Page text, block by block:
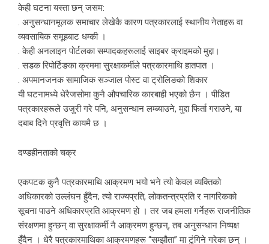
केही घटना यस्ता छन् जसम:
. अनुसन्धानमूलक समाचार लेखेकै कारण पत्रकारलाई स्थानीय नेताहरू वा
व्यवसायिक समूहबाट धम्की ।
. केही अनलाइन पोर्टलका सम्पादकहरूलाई साइबर क्राइमको मुद्दा।
. सडक रिपोर्टिङका क्रममा सुरक्षाकर्मीले पत्रकारमाथि हातपात ।
. अपमानजनक सामाजिक सञ्जाल पोस्ट वा ट्रोलिङको शिकार
यी घटनामध्ये धेरैजसोमा कुनै औपचारिक कारबाही भएको छैन । पीडित
पत्रकारहरूले उजुरी गरे पनि, अनुसन्धान लम्ब्याउने, मुद्दा फिर्ता गराउने, या
दबाब दिने प्रवृत्ति कायमै छ ।
दण्डहीनताको चक्र
एकपटक कुनै पत्रकारमाथि आक्रमण भयो भने त्यो केवल व्यक्तिको
अधिकारको उल्लंघन हुँदैन; त्यो राज्यप्रति, लोकतन्त्रप्रति र नागरिकको
सूचना पाउने अधिकारप्रति आक्रमण हो । तर जब हमला गर्नेहरू राजनीतिक
संरक्षणमा हुन्छन् वा सुरक्षाकर्मी नै आक्रमण हुन्छन्, तब अनुसन्धान निष्पक्ष
हुँदैन । धेरै पत्रकारमाथिका आक्रमणहरू “सम्झौता” मा टुंगिने गरेका छन् ।